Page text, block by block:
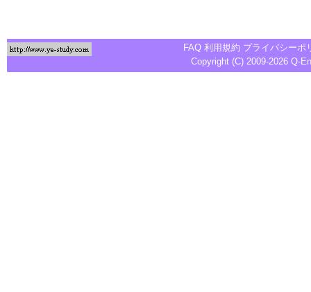
FAQ 利用規約 プライバシーポ
Copyright (C) 2009-2026 Q-